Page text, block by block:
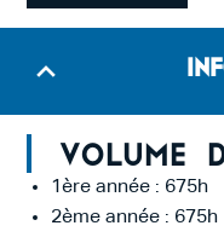
Volume
1ère année : 675h
2ème année : 675h